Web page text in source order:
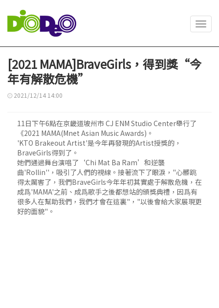
[2021 MAMA]BraveGirls，得到獎“今
年有解散危機”
2021/12/14 14:00
11日下午6點在京畿道坡州市 CJ ENM Studio Center舉行了
《2021 MAMA(Mnet Asian Music Awards)。
'KTO Brakeout Artist'是今年再發現的Artist授獎的，
BraveGirls得到了。
她們通過舞台演唱了‘Chi Mat Ba Ram’和逆襲
曲'Rollin''，吸引了人們的視線。接著流下了眼淚，"心髒跳
得太厲害了，我們BraveGirls今年年初其實處于解散危機，在
成爲'MAMA'之前、成爲歌手之後都想站的頒獎典禮，因爲有
很多人在幫助我們，我們才會在這裏"，"以後會給大家展現更
好的面貌"。